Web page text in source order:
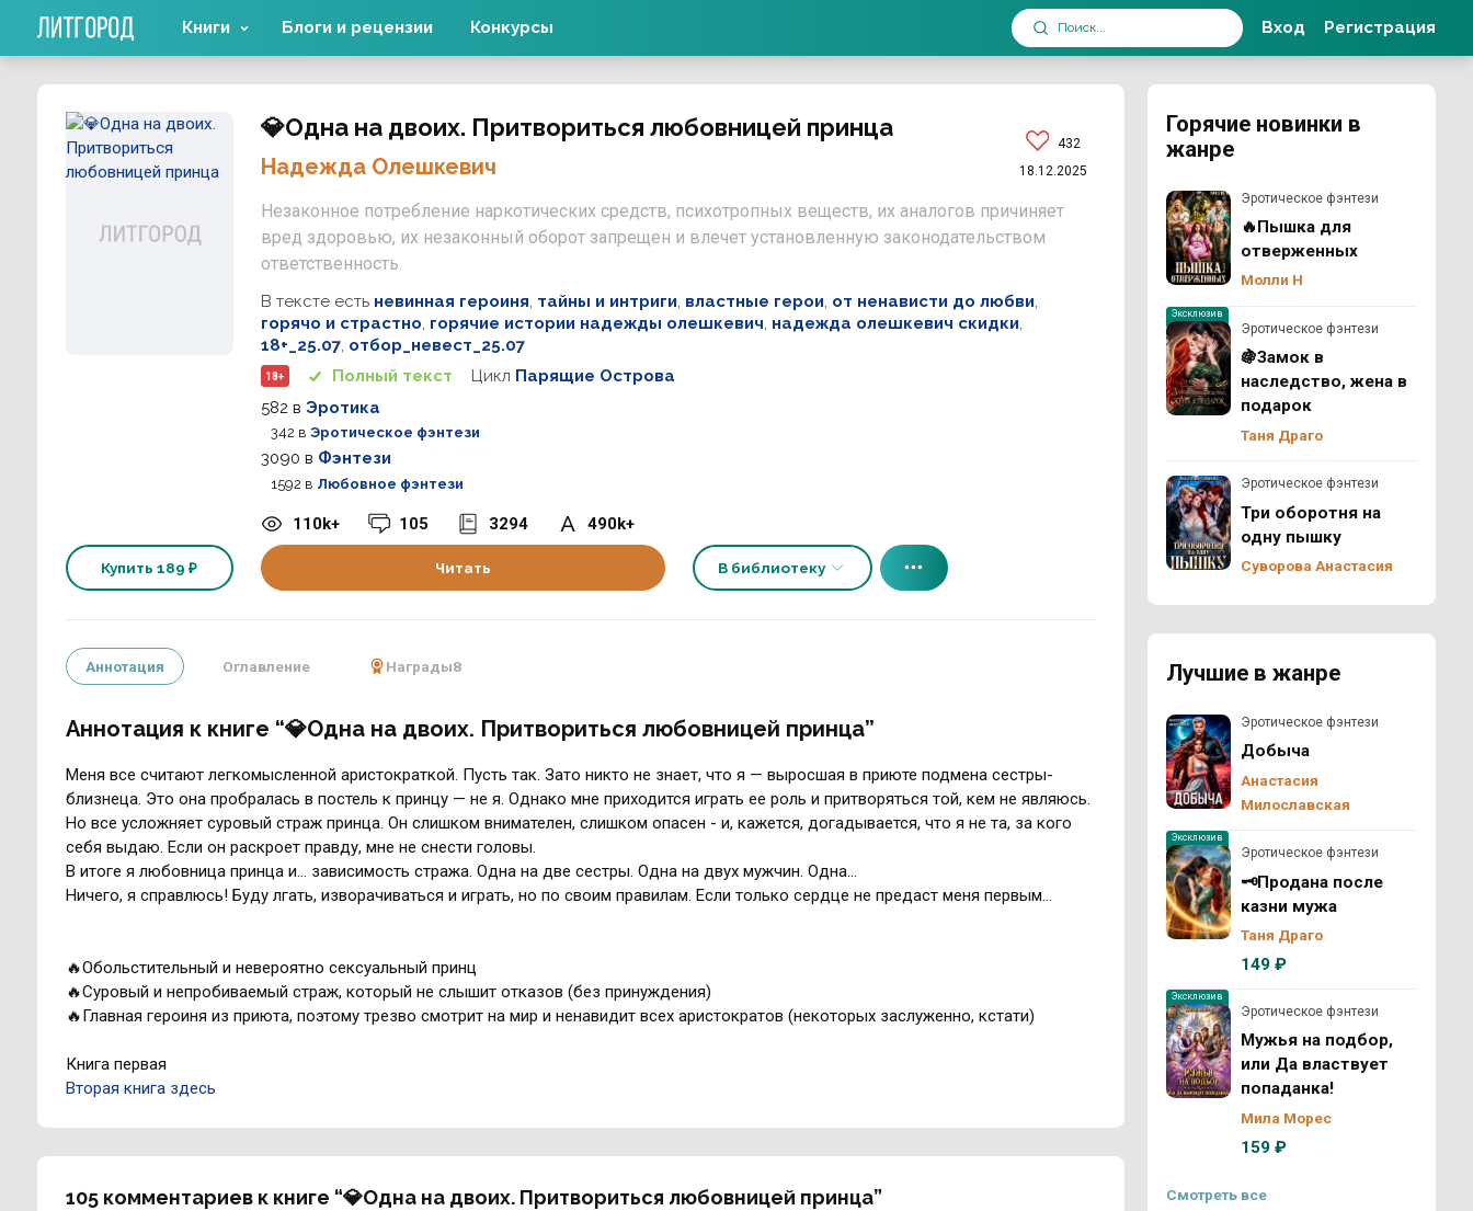
Купить 189 ₽
💎Одна на двоих. Притвориться любовницей принца
Надежда Олешкевич
432
18.12.2025
Незаконное потребление наркотических средств, психотропных веществ, их аналогов причиняет
вред здоровью, их незаконный оборот запрещен и влечет установленную законодательством
ответственность.
В тексте есть невинная героиня тайны и интриги властные герои от ненависти до любви
горячо и страстно горячие истории надежды олешкевич надежда олешкевич скидки
18+_25.07 отбор_невест_25.07
18+ Полный текст Цикл Парящие Острова
582 в Эротика
342 в Эротическое фэнтези
3090 в Фэнтези
1592 в Любовное фэнтези
110k+ 105 3294 490k+
Читать В библиотеку
Аннотация Оглавление Награды8
Аннотация к книге “💎Одна на двоих. Притвориться любовницей принца”
Меня все считают легкомысленной аристократкой. Пусть так. Зато никто не знает, что я — выросшая в приюте подмена сестры-
близнеца. Это она пробралась в постель к принцу — не я. Однако мне приходится играть ее роль и притворяться той, кем не являюсь.
Но все усложняет суровый страж принца. Он слишком внимателен, слишком опасен - и, кажется, догадывается, что я не та, за кого
себя выдаю. Если он раскроет правду, мне не снести головы.
В итоге я любовница принца и… зависимость стража. Одна на две сестры. Одна на двух мужчин. Одна…
Ничего, я справлюсь! Буду лгать, изворачиваться и играть, но по своим правилам. Если только сердце не предаст меня первым…
🔥Обольстительный и невероятно сексуальный принц
🔥Суровый и непробиваемый страж, который не слышит отказов (без принуждения)
🔥Главная героиня из приюта, поэтому трезво смотрит на мир и ненавидит всех аристократов (некоторых заслуженно, кстати)
Книга первая
Вторая книга здесь
105 комментариев к книге “💎Одна на двоих. Притвориться любовницей принца”
Горячие новинки в
жанре
Эротическое фэнтези
🔥Пышка для
отверженных
Молли Н
Эксклюзив
Эротическое фэнтези
🍇Замок в
наследство, жена в
подарок
Таня Драго
Эротическое фэнтези
Три оборотня на
одну пышку
Суворова Анастасия
Лучшие в жанре
Эротическое фэнтези
Добыча
Анастасия
Милославская
Эксклюзив
Эротическое фэнтези
🗝️Продана после
казни мужа
Таня Драго
149 ₽
Эксклюзив
Эротическое фэнтези
Мужья на подбор,
или Да властвует
попаданка!
Мила Морес
159 ₽
Смотреть все
Книги Блоги и рецензии Конкурсы Вход Регистрация